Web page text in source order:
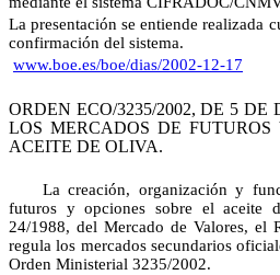
La presentación se entiende realizada
confirmación del sistema.
www.boe.es/boe/dias/2002-12-17
ORDEN ECO/3235/2002, DE 5
LOS MERCADOS DE FUTUROS
ACEITE DE OLIVA.
La creación, organización y
futuros y opciones sobre el
24/1988, del Mercado de Valores, el
regula los mercados secundarios
Orden Ministerial 3235/2002.